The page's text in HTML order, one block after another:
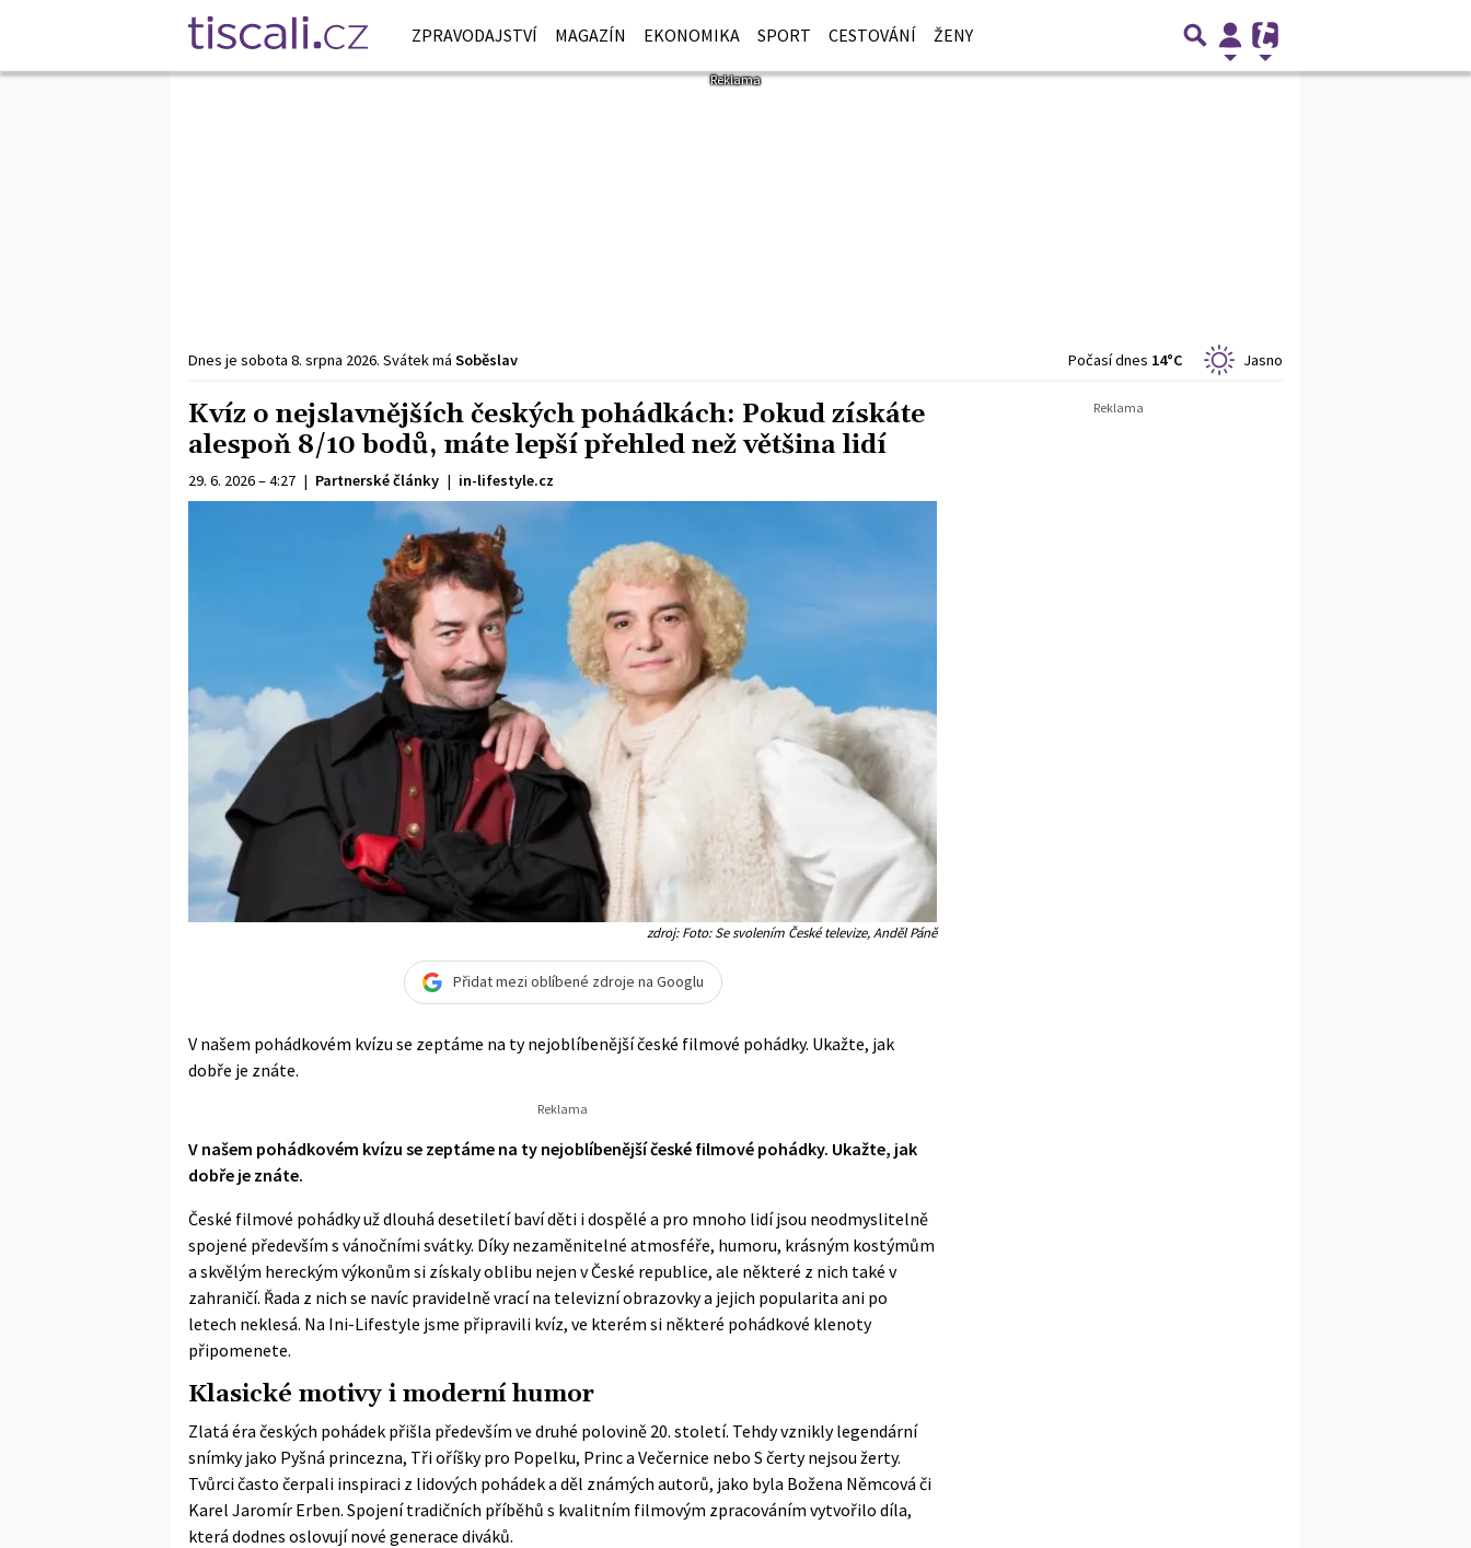
ZPRAVODAJSTVÍ MAGAZÍN EKONOMIKA SPORT CESTOVÁNÍ ŽENY
Dnes je sobota 8. srpna 2026. Svátek má Soběslav Počasí dnes 14°C Jasno
Kvíz o nejslavnějších českých pohádkách: Pokud získáte
alespoň 8/10 bodů, máte lepší přehled než většina lidí
29. 6. 2026 – 4:27 | Partnerské články | in-lifestyle.cz
zdroj: Foto: Se svolením České televize, Anděl Páně
Přidat mezi oblíbené zdroje na Googlu
V našem pohádkovém kvízu se zeptáme na ty nejoblíbenější české filmové pohádky. Ukažte, jak
dobře je znáte.
V našem pohádkovém kvízu se zeptáme na ty nejoblíbenější české filmové pohádky. Ukažte, jak
dobře je znáte.
České filmové pohádky už dlouhá desetiletí baví děti i dospělé a pro mnoho lidí jsou neodmyslitelně
spojené především s vánočními svátky. Díky nezaměnitelné atmosféře, humoru, krásným kostýmům
a skvělým hereckým výkonům si získaly oblibu nejen v České republice, ale některé z nich také v
zahraničí. Řada z nich se navíc pravidelně vrací na televizní obrazovky a jejich popularita ani po
letech neklesá. Na Ini-Lifestyle jsme připravili kvíz, ve kterém si některé pohádkové klenoty
připomenete.
Klasické motivy i moderní humor
Zlatá éra českých pohádek přišla především ve druhé polovině 20. století. Tehdy vznikly legendární
snímky jako Pyšná princezna, Tři oříšky pro Popelku, Princ a Večernice nebo S čerty nejsou žerty.
Tvůrci často čerpali inspiraci z lidových pohádek a děl známých autorů, jako byla Božena Němcová či
Karel Jaromír Erben. Spojení tradičních příběhů s kvalitním filmovým zpracováním vytvořilo díla,
která dodnes oslovují nové generace diváků.